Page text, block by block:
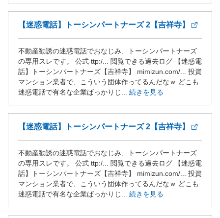
【迷惑電話】トーシンパートナーズ 2【吉祥寺】
不動産勧誘の迷惑電話でおなじみ、トーシンパートナーズ
の専用スレです。 公式 ttp:/... 閲覧できる過去ログ 【迷惑電
話】トーシンパートナーズ【吉祥寺】 mimizun.com/... 投資
マンション業者で、こういう団体作ってるんだなｗ どこも
迷惑電話で有名な企業ばっかりじ... 続きを見る
【迷惑電話】トーシンパートナーズ 2【吉祥寺】
不動産勧誘の迷惑電話でおなじみ、トーシンパートナーズ
の専用スレです。 公式 ttp:/... 閲覧できる過去ログ 【迷惑電
話】トーシンパートナーズ【吉祥寺】 mimizun.com/... 投資
マンション業者で、こういう団体作ってるんだなｗ どこも
迷惑電話で有名な企業ばっかりじ... 続きを見る